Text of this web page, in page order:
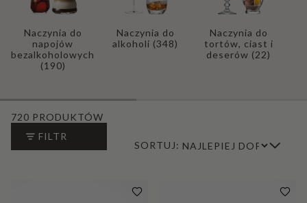
Naczynia do
napojów
bezalkoholowych
(190)
Naczynia do
alkoholi (348)
Naczynia do
tortów, ciast i
deserów (22)
720 PRODUKTÓW
FILTR
SORTUJ: